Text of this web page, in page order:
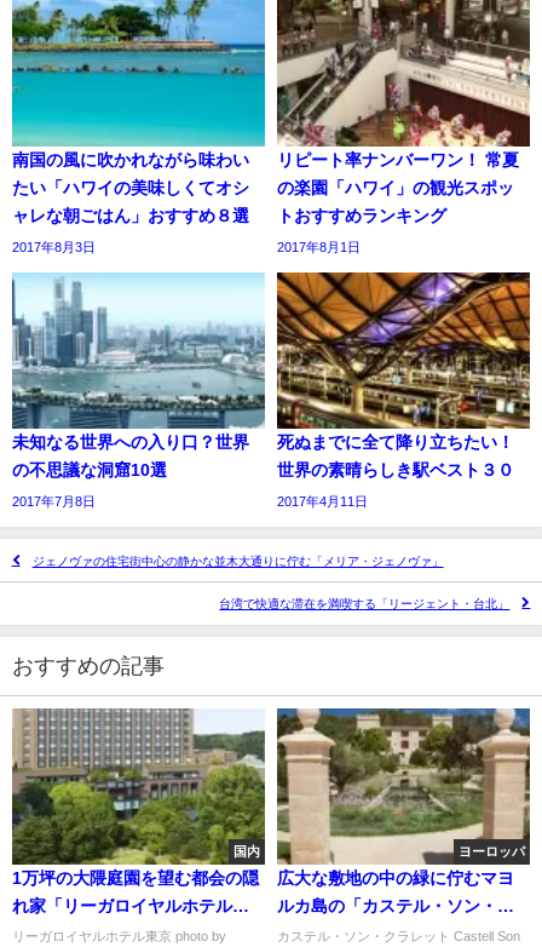
南国の風に吹かれながら味わい
たい「ハワイの美味しくてオシ
ャレな朝ごはん」おすすめ８選
2017年8月3日
リピート率ナンバーワン！ 常夏
の楽園「ハワイ」の観光スポッ
トおすすめランキング
2017年8月1日
未知なる世界への入り口？世界
の不思議な洞窟10選
2017年7月8日
死ぬまでに全て降り立ちたい！
世界の素晴らしき駅ベスト３０
2017年4月11日
ジェノヴァの住宅街中心の静かな並木大通りに佇む「メリア・ジェノヴァ」
台湾で快適な滞在を満喫する「リージェント・台北」
おすすめの記事
国内
1万坪の大隈庭園を望む都会の隠
れ家「リーガロイヤルホテル東
京」
リーガロイヤルホテル東京 photo by
ヨーロッパ
広大な敷地の中の緑に佇むマヨ
ルカ島の「カステル・ソン・ク
ラレット」
カステル・ソン・クラレット Castell Son